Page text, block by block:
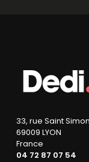
33, rue Saint Simon
69009 LYON
France
04 72 87 07 54